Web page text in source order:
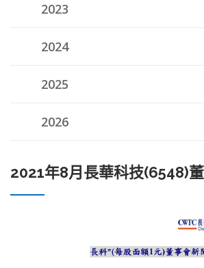
2023
2024
2025
2026
2021年8月長華科技(6548)